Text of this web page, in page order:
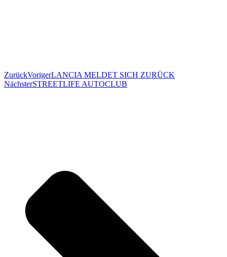
ZurückVorigerLANCIA MELDET SICH ZURÜCK
NächsterSTREETLIFE AUTOCLUB